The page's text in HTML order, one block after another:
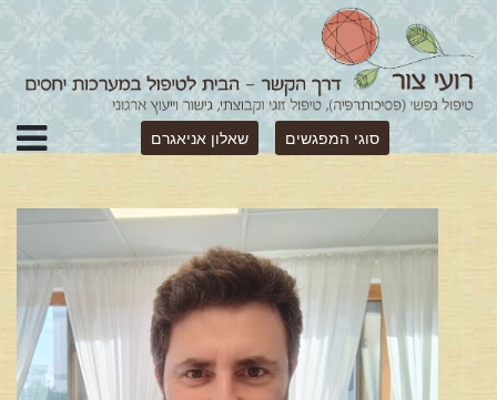
סוגי המפגשים שאלון אניאגרם